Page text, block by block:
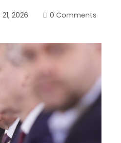
2026 0 Comments